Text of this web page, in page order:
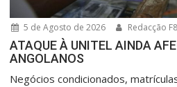
5 de Agosto de 2026 Redacção F8
ATAQUE À UNITEL AINDA
ANGOLANOS
Negócios condicionados,